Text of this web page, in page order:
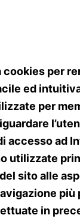
per
ed
per
accesso ad
utilizzate
sito alle
più
in